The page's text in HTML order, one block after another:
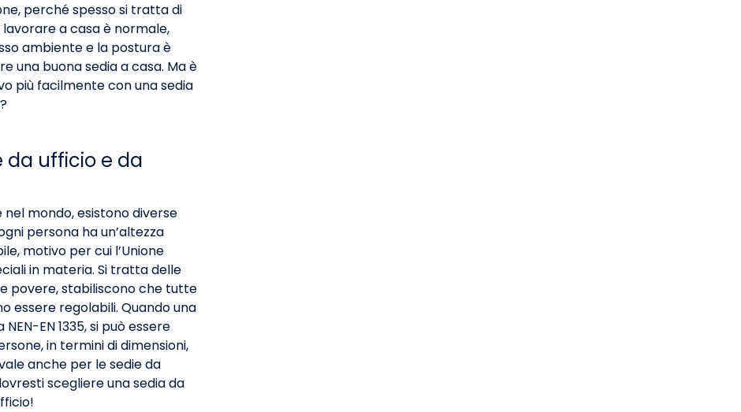
perché spesso si tratta di
lavorare a casa è normale,
ambiente e la postura è
una buona sedia a casa. Ma è
più facilmente con una sedia
da ufficio e da
nel mondo, esistono diverse
persona ha un’altezza
motivo per cui l’Unione
in materia. Si tratta delle
povere, stabiliscono che tutte
essere regolabili. Quando una
EN 1335, si può essere
in termini di dimensioni,
anche per le sedie da
scegliere una sedia da